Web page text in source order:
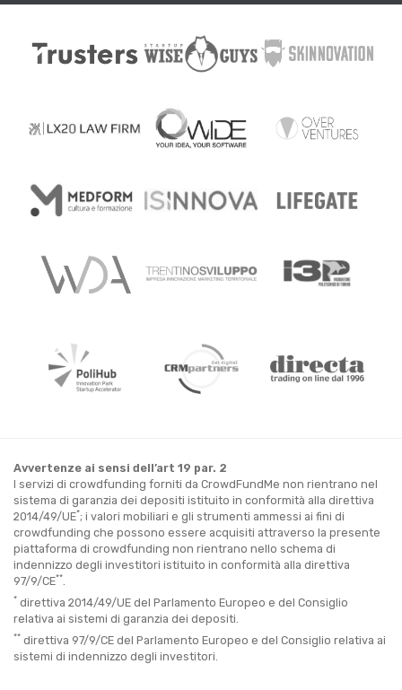
Avvertenze ai sensi dell’art 19 par. 2
I servizi di crowdfunding forniti da CrowdFundMe non rientrano nel
sistema di garanzia dei depositi istituito in conformità alla direttiva
2014/49/UE*; i valori mobiliari e gli strumenti ammessi ai fini di
crowdfunding che possono essere acquisiti attraverso la presente
piattaforma di crowdfunding non rientrano nello schema di
indennizzo degli investitori istituito in conformità alla direttiva
97/9/CE**
* direttiva 2014/49/UE del Parlamento Europeo e del Consiglio
relativa ai sistemi di garanzia dei depositi.
** direttiva 97/9/CE del Parlamento Europeo e del Consiglio relativa ai
sistemi di indennizzo degli investitori.